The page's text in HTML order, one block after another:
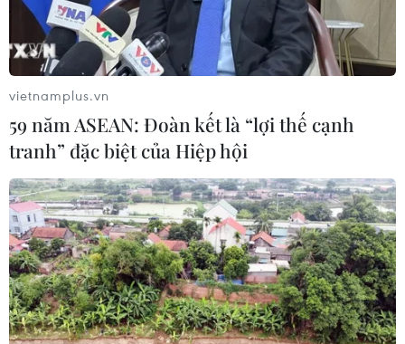
TIN LIÊN QUAN
vietnamplus.vn
59 năm ASEAN: Đoàn kết là “lợi thế cạnh
tranh” đặc biệt của Hiệp hội